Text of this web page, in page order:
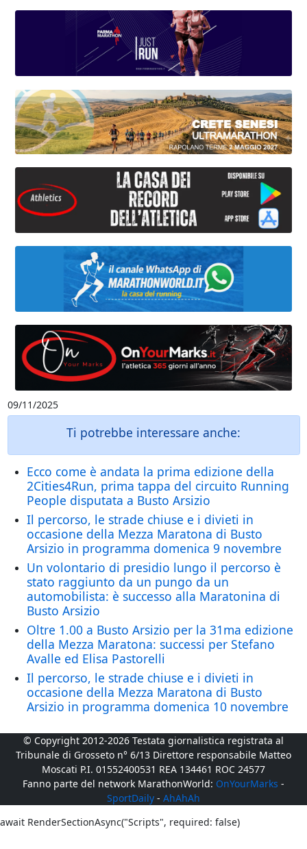
09/11/2025
Ti potrebbe interessare anche:
Ecco come è andata la prima edizione della
2Cities4Run, prima tappa del circuito Running
People disputata a Busto Arsizio
Il percorso, le strade chiuse e i divieti in
occasione della Mezza Maratona di Busto
Arsizio in programma domenica 9 novembre
Un volontario di presidio lungo il percorso è
stato raggiunto da un pungo da un
automobilista: è successo alla Maratonina di
Busto Arsizio
Oltre 1.00 a Busto Arsizio per la 31ma edizione
della Mezza Maratona: successi per Stefano
Avalle ed Elisa Pastorelli
Il percorso, le strade chiuse e i divieti in
occasione della Mezza Maratona di Busto
Arsizio in programma domenica 10 novembre
© Copyright 2012-2026 Testata giornalistica registrata al
Tribunale di Grosseto n° 6/13 Direttore responsabile Matteo
Moscati P.I. 01552400531 REA 134461 ROC 24577
Fanno parte del network MarathonWorld: OnYourMarks -
SportDaily - AhAhAh
await RenderSectionAsync("Scripts", required: false)